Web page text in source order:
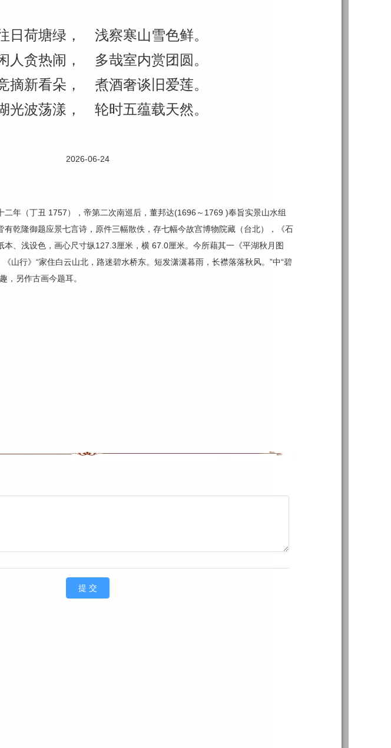
日荷塘绿， 浅察寒山雪色鲜。
人贪热闹， 多哉室内赏团圆。
摘新看朵， 煮酒奢谈旧爱莲。
光波荡漾， 轮时五蕴载天然。
2026-06-24
二年（丁丑 1757），帝第二次南巡后，董邦达(1696～1769 )奉旨实景山水组
有乾隆御题应景七言诗，原件三幅散佚，存七幅今故宫博物院藏（台北），《石
本、浅设色，画心尺寸纵127.3厘米，横 67.0厘米。今所藉其一《平湖秋月图
山行》“家住白云山北，路迷碧水桥东。短发潇潇暮雨，长襟落落秋风。”中“碧
，另作古画今题耳。